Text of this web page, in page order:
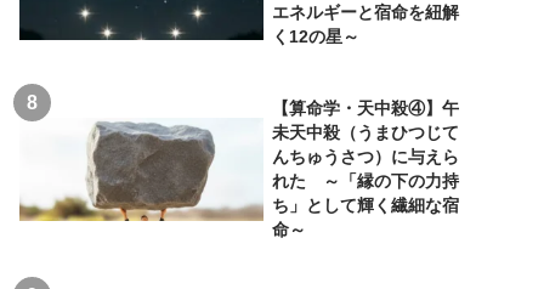
エネルギーと宿命を紐解
く12の星～
【算命学・天中殺④】午
未天中殺（うまひつじて
んちゅうさつ）に与えら
れた ～「縁の下の力持
ち」として輝く繊細な宿
命～